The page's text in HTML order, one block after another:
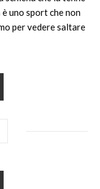
uno sport che non
per vedere saltare